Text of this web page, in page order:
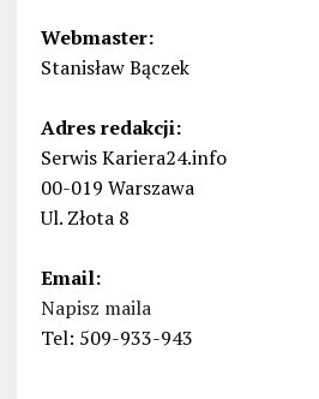
Webmaster:
Stanisław Bączek
Adres redakcji:
Serwis Kariera24.info
00-019 Warszawa
Ul. Złota 8
Email:
Napisz maila
Tel: 509-933-943